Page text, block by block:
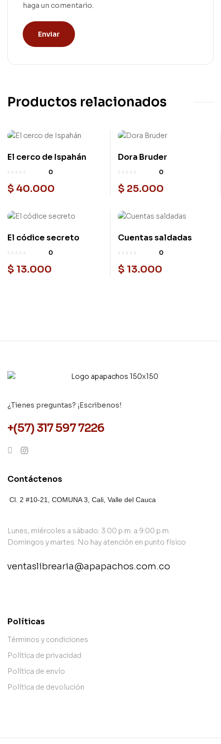
haga un comentario.
Productos relacionados
El cerco de Ispahán
0
$ 40.000
Dora Bruder
0
$ 25.000
El códice secreto
0
$ 13.000
Cuentas saldadas
0
$ 13.000
¿Tienes preguntas? ¡Escribenos!
+(57) 317 597 7226
Contáctenos
Cl. 2 #10-21, COMUNA 3, Cali, Valle del Cauca
Lunes, miércoles a sábado: 3:00 p.m. a 9:00 p.m.
Domingos y martes: No hay atención en punto físico
ventaslibrearia@apapachos.com.co
Políticas
Términos y condiciones
Política de privacidad
Política de envío
Política de devolución